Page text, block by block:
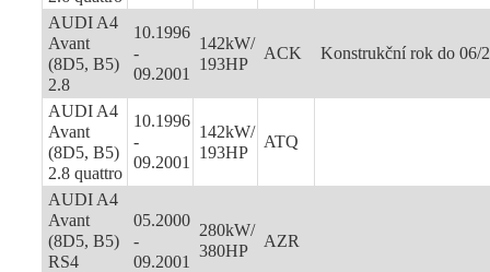
AUDI A4
Avant
(8D5, B5)
2.8
10.1996
-
09.2001
142kW/
193HP
ACK Konstrukční rok do 06/
AUDI A4
Avant
(8D5, B5)
2.8 quattro
10.1996
-
09.2001
142kW/
193HP
ATQ
AUDI A4
Avant
(8D5, B5)
RS4
05.2000
-
09.2001
280kW/
380HP
AZR